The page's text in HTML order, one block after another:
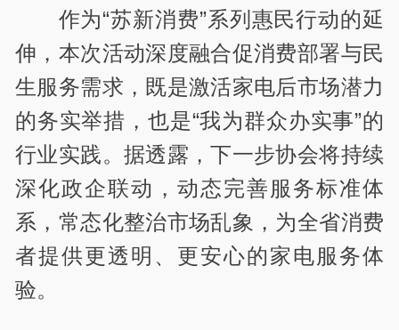
作为“苏新消费”系列惠民行动的延
伸，本次活动深度融合促消费部署与民
生服务需求，既是激活家电后市场潜力
的务实举措，也是“我为群众办实事”的
行业实践。据透露，下一步协会将持续
深化政企联动，动态完善服务标准体
系，常态化整治市场乱象，为全省消费
者提供更透明、更安心的家电服务体
验。